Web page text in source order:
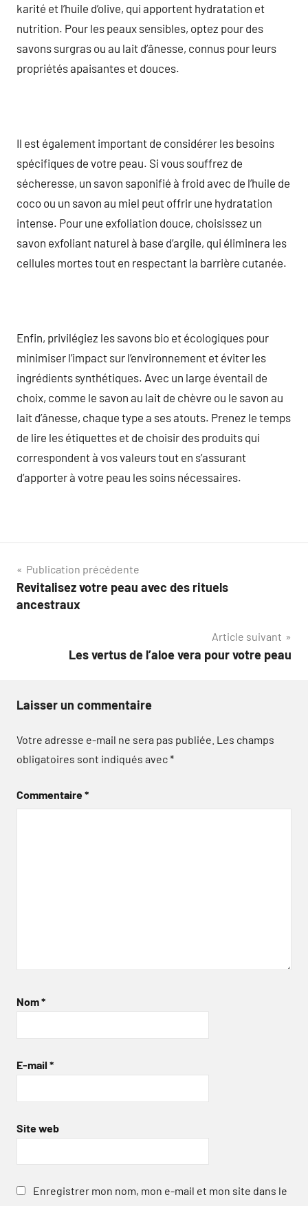
karité et l’huile d’olive, qui apportent hydratation et
nutrition. Pour les peaux sensibles, optez pour des
savons surgras ou au lait d’ânesse, connus pour leurs
propriétés apaisantes et douces.
Il est également important de considérer les besoins
spécifiques de votre peau. Si vous souffrez de
sécheresse, un savon saponifié à froid avec de l’huile de
coco ou un savon au miel peut offrir une hydratation
intense. Pour une exfoliation douce, choisissez un
savon exfoliant naturel à base d’argile, qui éliminera les
cellules mortes tout en respectant la barrière cutanée.
Enfin, privilégiez les savons bio et écologiques pour
minimiser l’impact sur l’environnement et éviter les
ingrédients synthétiques. Avec un large éventail de
choix, comme le savon au lait de chèvre ou le savon au
lait d’ânesse, chaque type a ses atouts. Prenez le temps
de lire les étiquettes et de choisir des produits qui
correspondent à vos valeurs tout en s’assurant
d’apporter à votre peau les soins nécessaires.
Navigation
de
Publication précédente
Revitalisez votre peau avec des rituels
ancestraux
Article suivant
Les vertus de l’aloe vera pour votre peau
Laisser un commentaire
Votre adresse e-mail ne sera pas publiée. Les champs
obligatoires sont indiqués avec*
Commentaire*
Nom*
E-mail *
Site web
Enregistrer mon nom, mon e-mail et mon site dans le